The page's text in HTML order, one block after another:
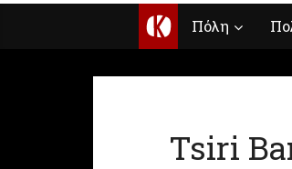
Κ Πόλη
Tsiri